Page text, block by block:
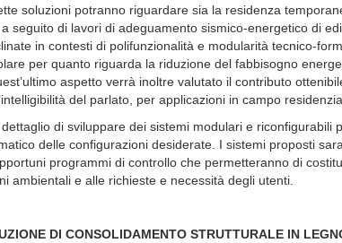
soluzioni potranno riguardare sia la residenza
seguito di lavori di adeguamento sismico-energetico di
in contesti di polifunzionalità e modularità tecnico-
per quanto riguarda la riduzione del fabbisogno
aspetto verrà inoltre valutato il contributo
del parlato, per applicazioni in campo
di sviluppare dei sistemi modulari e
delle configurazioni desiderate. I sistemi proposti
programmi di controllo che permetteranno di
ambientali e alle richieste e necessità degli utenti.
DI CONSOLIDAMENTO STRUTTURALE IN